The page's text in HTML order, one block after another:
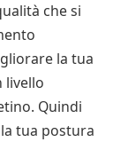
che si
la tua
livello
Quindi
tua postura